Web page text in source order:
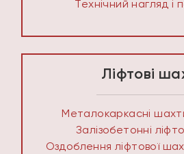
Технічний нагляд і
Ліфтові
Металокаркасні
Залізобетонні
Оздоблення ліфтової